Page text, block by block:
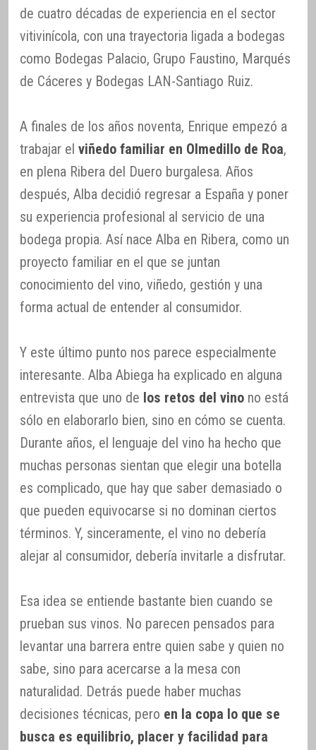
de cuatro décadas de experiencia en el sector
vitivinícola, con una trayectoria ligada a bodegas
como Bodegas Palacio, Grupo Faustino, Marqués
de Cáceres y Bodegas LAN-Santiago Ruiz.
A finales de los años noventa, Enrique empezó a
trabajar el viñedo familiar en Olmedillo de Roa,
en plena Ribera del Duero burgalesa. Años
después, Alba decidió regresar a España y poner
su experiencia profesional al servicio de una
bodega propia. Así nace Alba en Ribera, como un
proyecto familiar en el que se juntan
conocimiento del vino, viñedo, gestión y una
forma actual de entender al consumidor.
Y este último punto nos parece especialmente
interesante. Alba Abiega ha explicado en alguna
entrevista que uno de los retos del vino no está
sólo en elaborarlo bien, sino en cómo se cuenta.
Durante años, el lenguaje del vino ha hecho que
muchas personas sientan que elegir una botella
es complicado, que hay que saber demasiado o
que pueden equivocarse si no dominan ciertos
términos. Y, sinceramente, el vino no debería
alejar al consumidor, debería invitarle a disfrutar.
Esa idea se entiende bastante bien cuando se
prueban sus vinos. No parecen pensados para
levantar una barrera entre quien sabe y quien no
sabe, sino para acercarse a la mesa con
naturalidad. Detrás puede haber muchas
decisiones técnicas, pero en la copa lo que se
busca es equilibrio, placer y facilidad para